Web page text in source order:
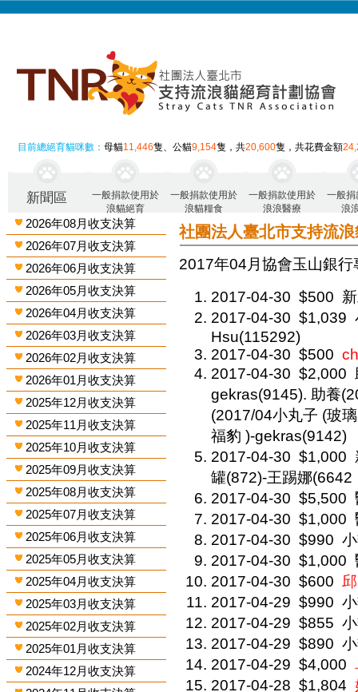
目前總絕育貓咪數：母貓11,446隻、公貓9,154隻，共20,600隻，共花費金額
新聞區
一般捐款使用於
浪貓絕育
一般捐款使用於
浪貓糧食
一般捐款使用於
浪浪醫療
一般捐
浪
2026年08月收支決算
2026年07月收支決算
2026年06月收支決算
2026年05月收支決算
2026年04月收支決算
2026年03月收支決算
2026年02月收支決算
2026年01月收支決算
2025年12月收支決算
2025年11月收支決算
2025年10月收支決算
2025年09月收支決算
2025年08月收支決算
2025年07月收支決算
2025年06月收支決算
2025年05月收支決算
2025年04月收支決算
2025年03月收支決算
2025年02月收支決算
2025年01月收支決算
2024年12月收支決算
社團法人臺北市支持流
2017年04月 協會玉山銀
2017-04-30 $500
2017-04-30 $1,039
Hsu(115292)
2017-04-30 $500
2017-04-30 $2,000
gekras(9145). 助養
(2017/04小丸子 (玻
福豹 )-gekras(9142)
2017-04-30 $1,000
罐(872)-王踢娜(6642
2017-04-30 $5,500
2017-04-30 $1,000
2017-04-30 $990
2017-04-30 $1,000
2017-04-30 $600
2017-04-29 $990
2017-04-29 $855
2017-04-29 $890
2017-04-29 $4,000
2017-04-28 $1,804